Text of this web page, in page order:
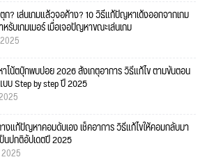
ก? เล่นเกมแล้วจอค้าง? 10 วิธีแก้ปัญหาเด้งออกจากเกม
รับเกมเมอร์ เมื่อเจอปัญหาขณะเล่นเกม
โน้ตบุ๊กพบบ่อย 2026 สังเกตุอาการ วิธีแก้ไข ตามขั้นตอน
บ Step by step ปี 2025
งแก้ปัญหาคอมดับเอง เช็คอาการ วิธีแก้ไขให้คอมกลับมา
นปกติอัปเดตปี 2025